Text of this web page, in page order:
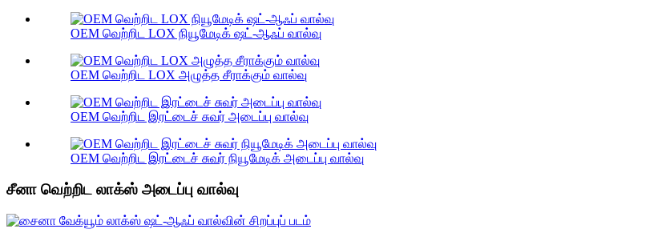
OEM வெற்றிட LOX நியூமேடிக் ஷட்-ஆஃப் வால்வு
OEM வெற்றிட LOX அழுத்த சீராக்கும் வால்வு
OEM வெற்றிட இரட்டைச் சுவர் அடைப்பு வால்வு
OEM வெற்றிட இரட்டைச் சுவர் நியூமேடிக் அடைப்பு வால்வு
சீனா வெற்றிட லாக்ஸ் அடைப்பு வால்வு